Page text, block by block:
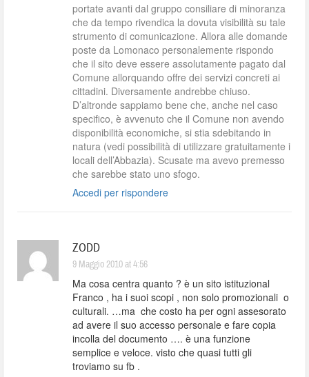
portate avanti dal gruppo consiliare di minoranza
che da tempo rivendica la dovuta visibilità su tale
strumento di comunicazione. Allora alle domande
poste da Lomonaco personalemente rispondo
che il sito deve essere assolutamente pagato dal
Comune allorquando offre dei servizi concreti ai
cittadini. Diversamente andrebbe chiuso.
D’altronde sappiamo bene che, anche nel caso
specifico, è avvenuto che il Comune non avendo
disponibilità economiche, si stia sdebitando in
natura (vedi possibilità di utilizzare gratuitamente i
locali dell’Abbazia). Scusate ma avevo premesso
che sarebbe stato uno sfogo.
Accedi per rispondere
ZODD
9 Maggio 2010 at 4:56
Ma cosa centra quanto ? è un sito istituzional
Franco , ha i suoi scopi , non solo promozionali o
culturali. …ma che costo ha per ogni assesorato
ad avere il suo accesso personale e fare copia
incolla del documento …. è una funzione
semplice e veloce. visto che quasi tutti gli
troviamo su fb .